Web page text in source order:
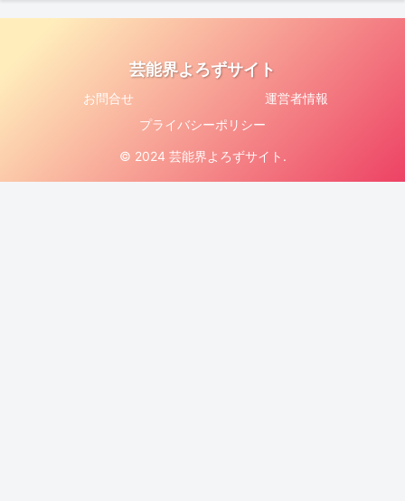
芸能界よろずサイト
お問合せ
運営者情報
プライバシーポリシー
© 2024 芸能界よろずサイト.